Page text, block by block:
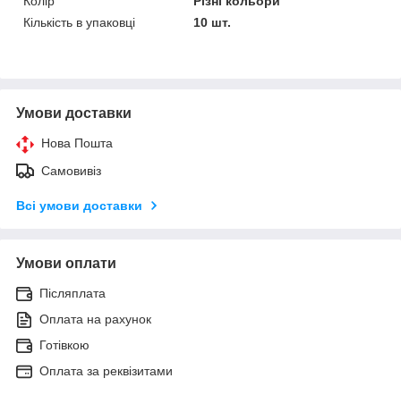
Кількість в упаковці
10 шт.
Умови доставки
Нова Пошта
Самовивіз
Всі умови доставки
Умови оплати
Післяплата
Оплата на рахунок
Готівкою
Оплата за реквізитами